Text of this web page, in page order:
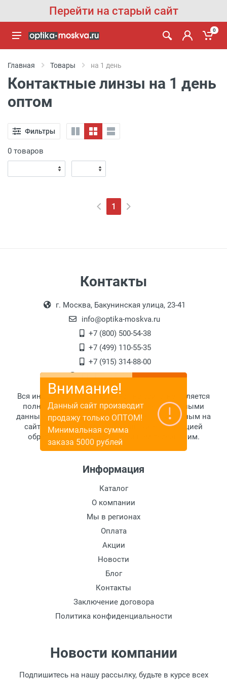
Перейти на старый сайт
0
Главная Товары на 1 день
Контактные линзы на 1 день
оптом
Фильтры
0 товаров
1
Контакты
г. Москва, Бакунинская улица, 23-41
info@optika-moskva.ru
+7 (800) 500-54-38
+7 (499) 110-55-35
+7 (915) 314-88-00
ПН-ПТ: с 9:00 до 18:00
Вся информация, размещенная на сайте, не является
полной и исчерпывающей. За более подробными
данными обратитесь к менеджерам по указанным на
сайте телефонам. Или воспользуйтесь функцией
обратного звонка, и мы сами вам перезвоним.
Информация
Каталог
О компании
Мы в регионах
Оплата
Акции
Новости
Блог
Контакты
Заключение договора
Политика конфиденциальности
Новости компании
Подпишитесь на нашу рассылку, будьте в курсе всех
Внимание!
Данный сайт производит
продажу только ОПТОМ!
Минимальная сумма
заказа 5000 рублей